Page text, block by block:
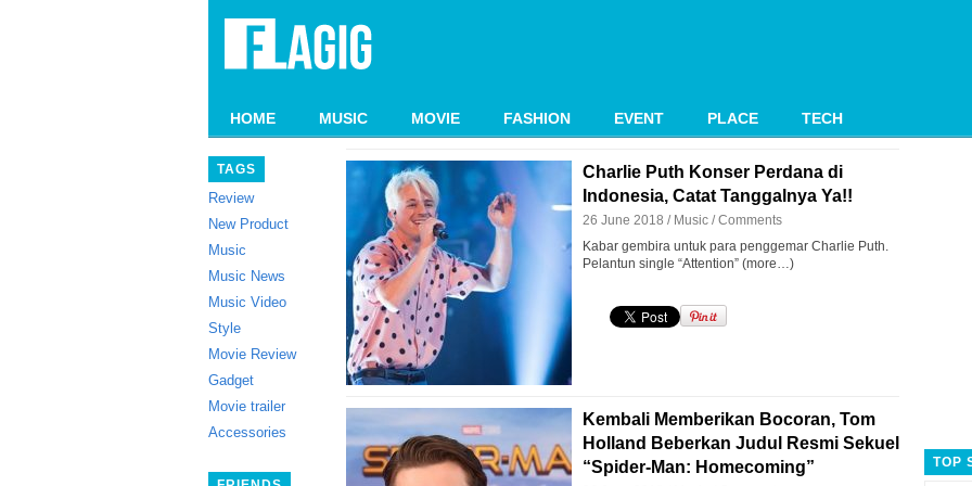
HOME MUSIC MOVIE FASHION EVENT PLACE TECH
TAGS
Review
New Product
Music
Music News
Music Video
Style
Movie Review
Gadget
Movie trailer
Accessories
Charlie Puth Konser Perdana di
Indonesia, Catat Tanggalnya Ya!!
26 June 2018 / Music /Comments
Kabar gembira untuk para penggemar Charlie Puth.
Pelantun single “Attention” (more…)
Kembali Memberikan Bocoran, Tom
Holland Beberkan Judul Resmi Sekuel
“Spider-Man: Homecoming”
TOP